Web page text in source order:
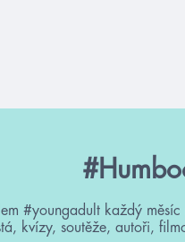
#youngadult každý
kvízy, soutěže, autoři,